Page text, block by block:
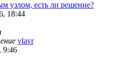
узлом, есть ли решение?
18:44
vlavr
9:46